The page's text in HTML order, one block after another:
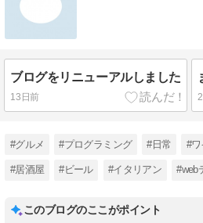
ブログをリニューアルしました
13日前
#グルメ #プログラミング #日常 #
#居酒屋 #ビール #イタリアン #web
このブログのここがポイント